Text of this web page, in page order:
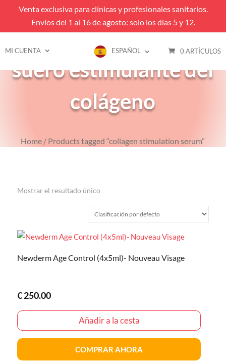
Venta exclusiva para clínicas y profesionales sanitarios.
Envíos del 1 al 16 de agosto: solo los días 5 y 12.
MI CUENTA ESPAÑOL 0 ARTÍCULOS
suero estimulante del
colágeno
Home / Products tagged “collagen stimulation serum”
Mostrar el resultado único
Newderm Age Control (4x5ml)- Nouveau Visage
€250.00
Añadir a la cesta
COMPRAR AHORA